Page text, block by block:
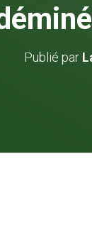
Publié par